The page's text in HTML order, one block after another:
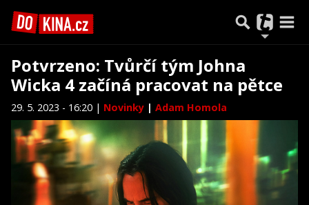
Potvrzeno: Tvůrčí tým Johna
Wicka 4 začíná pracovat na pětce
29. 5. 2023 - 16:20 | Novinky | Adam Homola